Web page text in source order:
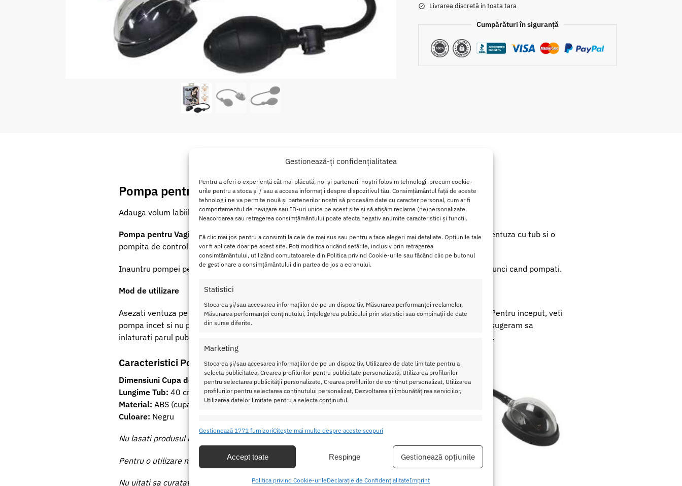
Gestionează-ți confidențialitatea
Pentru a oferi o experiență cât mai plăcută, noi și partenerii noștri folosim tehnologii precum cookie-
urile pentru a stoca și / sau a accesa informații despre dispozitivul tău. Consimțământul față de aceste
tehnologii ne va permite nouă și partenerilor noștri să procesăm date cu caracter personal, cum ar fi
comportamentul de navigare sau ID-uri unice pe acest site și să afișăm reclame (ne)personalizate.
Neacordarea sau retragerea consimțământului poate afecta negativ anumite caracteristici și funcții.
Fă clic mai jos pentru a consimți la cele de mai sus sau pentru a face alegeri mai detaliate. Opțiunile tale
vor fi aplicate doar pe acest site. Poți modifica oricând setările, inclusiv prin retragerea
consimțământului, utilizând comutatoarele din Politica privind Cookie-urile sau făcând clic pe butonul
de gestionare a consimțământului din partea de jos a ecranului.
Statistici
Stocarea și/sau accesarea informațiilor de pe un dispozitiv, Măsurarea performanței reclamelor,
Măsurarea performanței conținutului, Înțelegerea publicului prin statistici sau combinații de date
din surse diferite.
Marketing
Stocarea și/sau accesarea informațiilor de pe un dispozitiv, Utilizarea de date limitate pentru a
selecta publicitatea, Crearea profilurilor pentru publicitate personalizată, Utilizarea profilurilor
pentru selectarea publicității personalizate, Crearea profilurilor de conținut personalizat, Utilizarea
profilurilor pentru selectarea conținutului personalizat, Dezvoltarea și îmbunătățirea serviciilor,
Utilizarea datelor limitate pentru a selecta conținutul.
dispozitive, Identificarea dispozitivelor pe baza informațiilor transmise automat.
Gestionează 1771 furnizoriCitește mai multe despre aceste scopuri
Accept toate Respinge Gestionează opțiunile
Politica privind Cookie-urileDeclarație de ConfidențialitateImprint
Livrarea discretă in toata tara
Cumpărături în siguranță
Descriere Brand Recenzii
Pompa pentru Vagin Black Sucker
Adauga volum labiilor si mareste sensibilitatea in vagin dar si in jurul vaginului.
Pompa pentru Vagin
este creata pentru a se potrivi oricarei dimensiuni a vaginului si consta dintr-o ventuza cu tub si o
pompita de control manuala.
Inauntru pompei pentru vagin este prevazut cu doua nivele, pe care le puteti simti pe clitoris si labii atunci cand pompati.
Mod de utilizare
Asezati ventuza pe vagin, pompati cu pompa de mana si veti simti cum se creaza un vid de stimulare. Pentru inceput, veti
pompa incet si nu prea mult timp. Puteti reduce presiunea apasand supapa de eliberare a aerului. Va sugeram sa
inlaturati parul pubian inante de a folosi pompa. Se recomanda sa utilizati un lubrifiant pe baza de apa.
Caracteristici Pompa pentru Vagin Black Sucker
Dimensiuni Cupa de Vacuum:7.2 cm X 5 cm X 4.5 cm
Lungime Tub: 40 cm
Material: ABS (cupa pompei) si Silicon (tub)
Culoare: Negru
Nu lasati produsul la indemana copiilor.
Pentru o utilizare mai usoara utilizati un lubrifiant pe baza de apa.
Nu uitati sa curatati produsul inainte si dupa fiecare utilizare cu apa